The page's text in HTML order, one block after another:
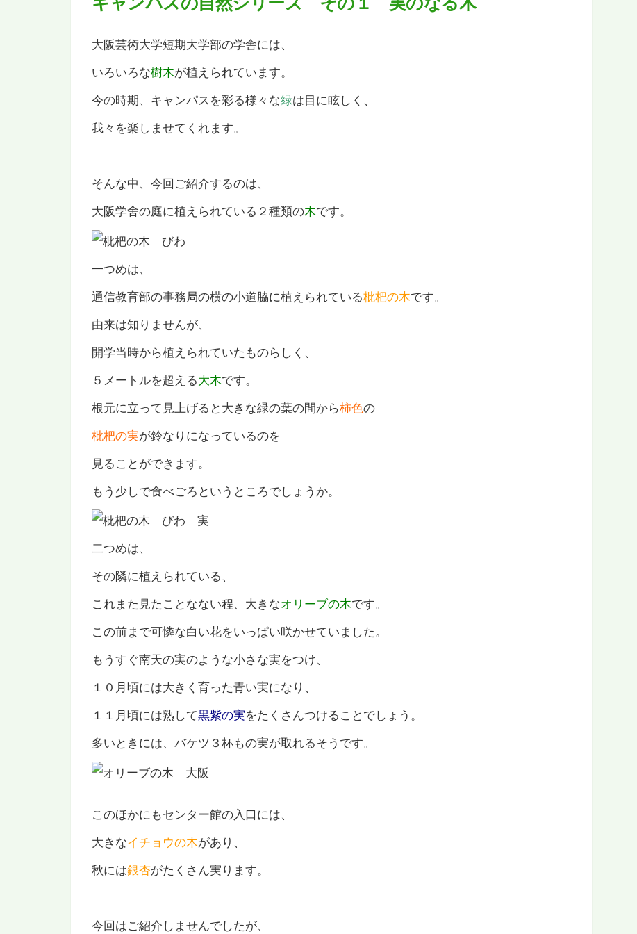
大阪芸術大学短期大学部の学舎には、
いろいろな樹木が植えられています。
今の時期、キャンパスを彩る様々な緑は目に眩しく、
我々を楽しませてくれます。
そんな中、今回ご紹介するのは、
大阪学舍の庭に植えられている２種類の木です。
一つめは、
通信教育部の事務局の横の小道脇に植えられている枇杷の木です。
由来は知りませんが、
開学当時から植えられていたものらしく、
５メートルを超える大木です。
根元に立って見上げると大きな緑の葉の間から柿色の
枇杷の実が鈴なりになっているのを
見ることができます。
もう少しで食べごろというところでしょうか。
二つめは、
その隣に植えられている、
これまた見たことなない程、大きなオリーブの木です。
この前まで可憐な白い花をいっぱい咲かせていました。
もうすぐ南天の実のような小さな実をつけ、
１０月頃には大きく育った青い実になり、
１１月頃には熟して黒紫の実をたくさんつけることでしょう。
多いときには、バケツ３杯もの実が取れるそうです。
このほかにもセンター館の入口には、
大きなイチョウの木があり、
秋には銀杏がたくさん実ります。
今回はご紹介しませんでしたが、